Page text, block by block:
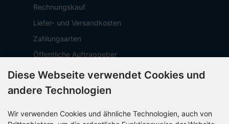
Rechnungskauf
Liefer- und Versandkosten
Zahlungsarten
Öffentliche Auftraggeber
Geschäftskunden
Beschaffungsplattform
Über OCTO IT
Diese Webseite verwendet Cookies und
andere Technologien
Wir verwenden Cookies und ähnliche Technologien, auch von